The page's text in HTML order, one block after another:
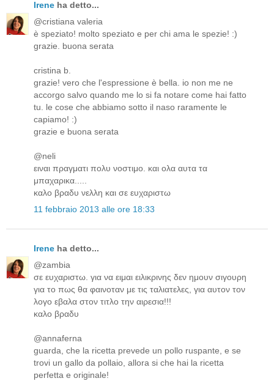
Irene ha detto...
@cristiana valeria
è speziato! molto speziato e per chi ama le spezie! :)
grazie. buona serata
cristina b.
grazie! vero che l'espressione è bella. io non me ne
accorgo salvo quando me lo si fa notare come hai fatto
tu. le cose che abbiamo sotto il naso raramente le
capiamo! :)
grazie e buona serata
@neli
ειναι πραγματι πολυ νοστιμο. και ολα αυτα τα
μπαχαρικα.....
καλο βραδυ νελλη και σε ευχαριστω
11 febbraio 2013 alle ore 18:33
Irene ha detto...
@zambia
σε ευχαριστω. για να ειμαι ειλικρινης δεν ημουν σιγουρη
για το πως θα φαινοταν με τις ταλιατελες, για αυτον τον
λογο εβαλα στον τιτλο την αιρεσια!!!
καλο βραδυ
@annaferna
guarda, che la ricetta prevede un pollo ruspante, e se
trovi un gallo da pollaio, allora si che hai la ricetta
perfetta e originale!